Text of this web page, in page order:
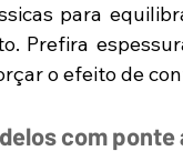
para
Prefira
o efeito de
com